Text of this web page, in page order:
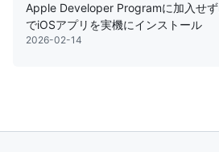
Apple Developer Programに加入せ
でiOSアプリを実機にインストール
2026-02-14